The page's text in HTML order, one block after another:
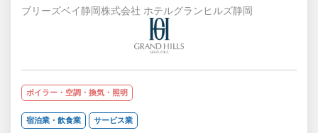
ブリーズベイ静岡株式会社 ホテルグランヒルズ静岡
ボイラー・空調・換気・照明
宿泊業・飲食業 サービス業